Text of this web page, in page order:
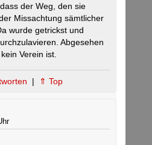
der Weg, den sie
Missachtung sämtlicher
wurde getrickst und
Abgesehen
Verein ist.
| ⇑ Top